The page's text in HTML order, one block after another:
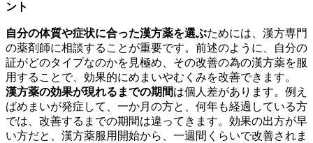
ント
自分の体質や症状に合った漢方薬を選ぶためには、漢方専門
の薬剤師に相談することが重要です。前述のように、自分の
証がどのタイプなのかを見極め、その改善の為の漢方薬を服
用することで、効果的にめまいやむくみを改善できます。
漢方薬の効果が現れるまでの期間は個人差があります。例え
ばめまいが発症して、一か月の方と、何年も経過している方
では、改善するまでの期間は違ってきます。効果の出方が早
い方だと、漢方薬服用開始から、一週間くらいで改善されま